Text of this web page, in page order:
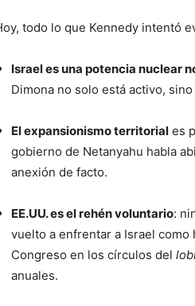
todo lo que Kennedy intentó
Israel es una potencia nuclear
Dimona no solo está activo,
El expansionismo territorial es
gobierno de Netanyahu habla
anexión de facto.
EE.UU. es el rehén voluntario:
vuelto a enfrentar a Israel como
Congreso en los círculos del
anuales.